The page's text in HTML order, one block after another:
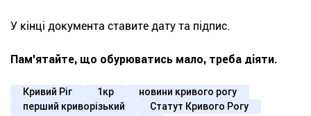
У кінці документа ставите дату та підпис.
Пам'ятайте, що обурюватись мало, треба діяти.
Кривий Ріг 1кр
новини кривого рогу
перший криворізький
Статут Кривого Рогу